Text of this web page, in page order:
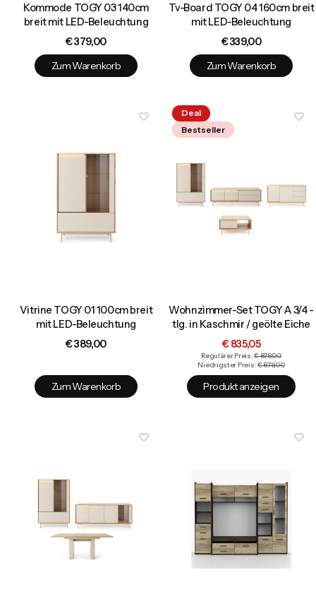
Kommode TOGY 03 140cm
breit mit LED-Beleuchtung
Preis
€ 379,00
Zum Warenkorb
Tv-Board TOGY 04 160cm breit
mit LED-Beleuchtung
Preis
€ 339,00
Zum Warenkorb
Vitrine TOGY 01 100cm breit
mit LED-Beleuchtung
Preis
€ 389,00
Zum Warenkorb
Deal
Bestseller
Wohnzimmer-Set TOGY A 3/4 -
tlg. in Kaschmir / geölte Eiche
Aktionspreis
€ 835,05
Regulärer Preis: € 879,00
Niedrigster Preis: € 879,00
Produkt anzeigen